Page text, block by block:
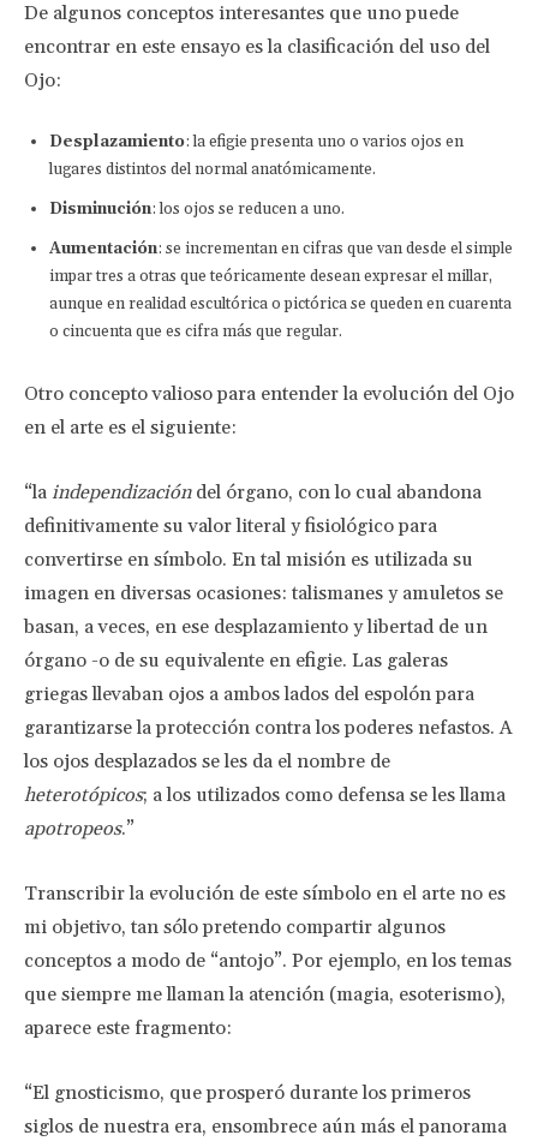
De algunos conceptos interesantes que uno puede
encontrar en este ensayo es la clasificación del uso del
Ojo:
Desplazamiento: la efigie presenta uno o varios ojos en
lugares distintos del normal anatómicamente.
Disminución: los ojos se reducen a uno.
Aumentación: se incrementan en cifras que van desde el simple
impar tres a otras que teóricamente desean expresar el millar,
aunque en realidad escultórica o pictórica se queden en cuarenta
o cincuenta que es cifra más que regular.
Otro concepto valioso para entender la evolución del Ojo
en el arte es el siguiente:
“la independizacióndel órgano, con lo cual abandona
definitivamente su valor literal y fisiológico para
convertirse en símbolo. En tal misión es utilizada su
imagen en diversas ocasiones: talismanes y amuletos se
basan, a veces, en ese desplazamiento y libertad de un
órgano -o de su equivalente en efigie. Las galeras
griegas llevaban ojos a ambos lados del espolón para
garantizarse la protección contra los poderes nefastos. A
los ojos desplazados se les da el nombre de
heterotópicos; a los utilizados como defensa se les llama
apotropeos.”
Transcribir la evolución de este símbolo en el arte no es
mi objetivo, tan sólo pretendo compartir algunos
conceptos a modo de “antojo”. Por ejemplo, en los temas
que siempre me llaman la atención (magia, esoterismo),
aparece este fragmento:
“El gnosticismo, que prosperó durante los primeros
siglos de nuestra era, ensombrece aún más el panorama